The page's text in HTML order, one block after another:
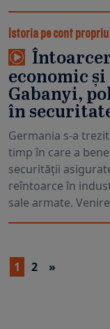
Istoria pe cont propriu
economic
Gabanyi,
în
Germania s-a
timp în care a
securității
reîntoarce în
sale armate.
1 2 »